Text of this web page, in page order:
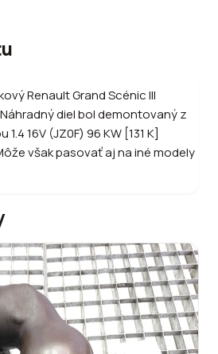
Renault Grand Scénic III
diel bol demontovaný z
16V (JZ0F) 96 KW [131 K]
však pasovať aj na iné modely